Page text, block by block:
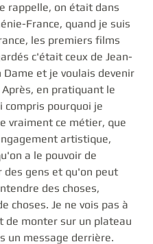
rappelle, on était dans
France, quand je suis
les premiers films
c'était ceux de Jean-
Dame et je voulais devenir
en pratiquant le
compris pourquoi je
vraiment ce métier, que
artistique,
a le pouvoir de
des gens et qu'on peut
des choses,
choses. Je ne vois pas à
de monter sur un plateau
un message derrière.